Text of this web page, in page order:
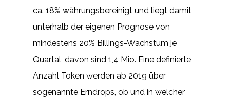
ca. 18% währungsbereinigt und liegt damit
unterhalb der eigenen Prognose von
mindestens 20% Billings-Wachstum je
Quartal, davon sind 1,4 Mio. Eine definierte
Anzahl Token werden ab 2019 über
sogenannte Erndrops, ob und in welcher